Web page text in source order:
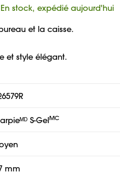
En stock, expédié aujourd'hui
et la caisse.
et style élégant.
S-GelMC
mm